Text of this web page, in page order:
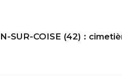
SUR-COISE (42) :